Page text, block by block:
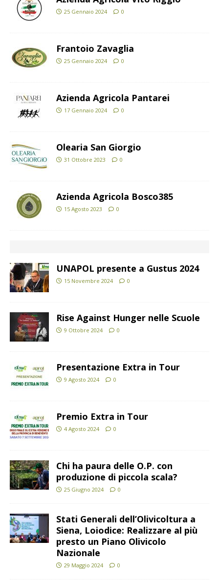
25 Gennaio 2024 0
Frantoio Zavaglia
25 Gennaio 2024 0
Azienda Agricola Pantarei
17 Gennaio 2024 0
Olearia San Giorgio
31 Ottobre 2023 0
Azienda Agricola Bosco385
15 Agosto 2023 0
UNAPOL presente a Gustus 2024
15 Novembre 2024 0
Rise Against Hunger nelle Scuole
9 Ottobre 2024 0
Presentazione Extra in Tour
9 Agosto 2024 0
Premio Extra in Tour
4 Agosto 2024 0
Chi ha paura delle O.P. con
produzione di piccola scala?
25 Giugno 2024 0
Stati Generali dell’Olivicoltura a
Siena, Loiodice: Realizzare al più
presto un Piano Olivicolo
Nazionale
29 Maggio 2024 0